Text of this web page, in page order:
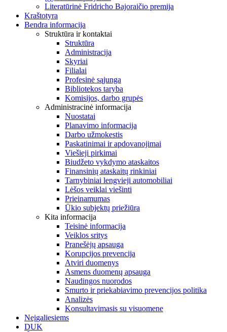
Literatūrinė Fridricho Bajoraičio premija
Kraštotyra
Bendra informacija
Struktūra ir kontaktai
Struktūra
Administracija
Skyriai
Filialai
Profesinė sąjunga
Bibliotekos taryba
Komisijos, darbo grupės
Administracinė informacija
Nuostatai
Planavimo informacija
Darbo užmokestis
Paskatinimai ir apdovanojimai
Viešieji pirkimai
Biudžeto vykdymo ataskaitos
Finansinių ataskaitų rinkiniai
Tarnybiniai lengvieji automobiliai
Lėšos veiklai viešinti
Prieinamumas
Ūkio subjektų priežiūra
Kita informacija
Teisinė informacija
Veiklos sritys
Pranešėjų apsauga
Korupcijos prevencija
Atviri duomenys
Asmens duomenų apsauga
Naudingos nuorodos
Smurto ir priekabiavimo prevencijos politika
Analizės
Konsultavimasis su visuomene
Neįgaliesiems
DUK